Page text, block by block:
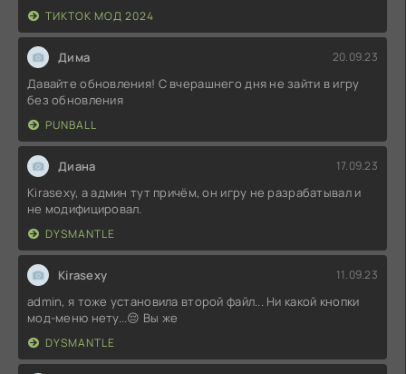
ТИКТОК МОД 2024
Дима 20.09.23
Давайте обновления! С вчерашнего дня не зайти в игру
без обновления
PUNBALL
Диана 17.09.23
Kirasexy, а админ тут причём, он игру не разрабатывал и
не модифицировал.
DYSMANTLE
Kirasexy 11.09.23
admin, я тоже установила второй файл... Ни какой кнопки
мод-меню нету...😔 Вы же
DYSMANTLE